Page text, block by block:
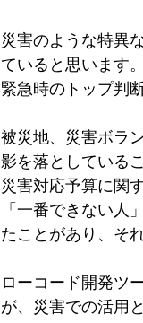
災害のような特異
ていると思います
緊急時のトップ判
被災地、災害ボラ
影を落としているこ
災害対応予算に関
「一番できない人
たことがあり、そ
ローコード開発ツ
が、災害での活用